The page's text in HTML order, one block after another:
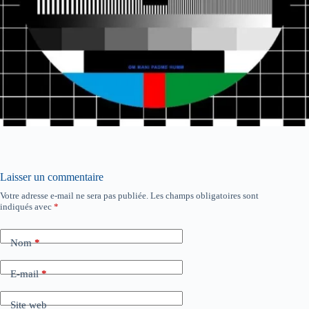
Laisser un commentaire
Votre adresse e-mail ne sera pas publiée. Les champs obligatoires sont
indiqués avec *
Nom*
E-mail*
Site web